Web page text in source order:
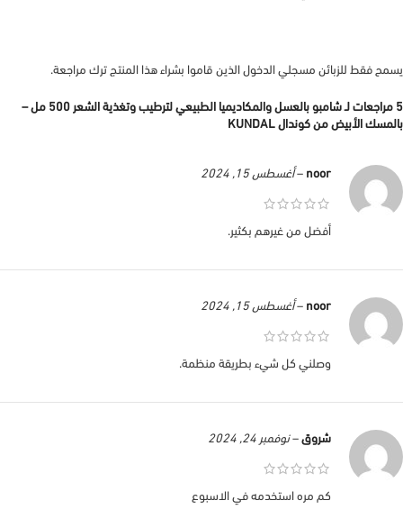
5 مراجعات لـ
شامبو بالعسل والمكاديميا الطبيعي لترطيب وتغذية الشعر 500 مل –
بالمسك الأبيض من كوندال KUNDAL
noor
– أغسطس 15, 2024
أفضل من غيرهم بكثير.
noor
– أغسطس 15, 2024
وصلني كل شيء بطريقة منظمة.
شروق – نوفمبر 24, 2024
كم مره استخدمه في الاسبوع
يسمح فقط للزبائن مسجلي الدخول الذين قاموا بشراء هذا المنتج ترك مراجعة.